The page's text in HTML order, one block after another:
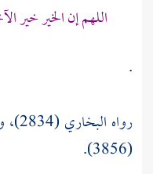
اللهم إن الخير خير
.
(3856).